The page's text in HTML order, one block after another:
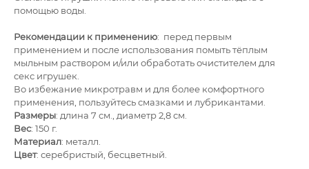
помощью воды.
Рекомендации к применению: перед первым
применением и после использования помыть тёплым
мыльным раствором и/или обработать очистителем для
секс игрушек.
Во избежание микротравм и для более комфортного
применения, пользуйтесь смазками и лубрикантами.
Размеры: длина 7 см., диаметр 2,8 см.
Вес: 150 г.
Материал: металл.
Цвет: серебристый, бесцветный.